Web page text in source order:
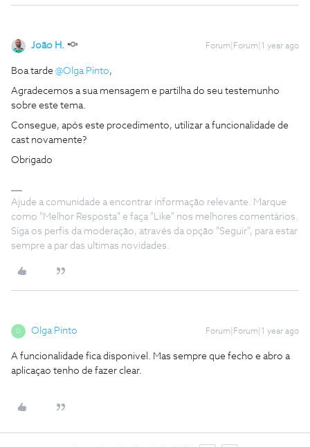
João H. Forum|Forum|1 year ago
Boa tarde @Olga Pinto,
Agradecemos a sua mensagem e partilha do seu testemunho
sobre este tema.
Consegue, após este procedimento, utilizar a funcionalidade de
cast novamente?
Obrigado
Ajude a comunidade a encontrar informação relevante. Marque
como "Melhor Resposta" e faça "Like" nos melhores comentários.
Siga os perfis da moderação, através da opção "Seguir", para estar
sempre a par das ultimas novidades.
O Olga Pinto Forum|Forum|1 year ago
A funcionalidade fica disponivel. Mas sempre que fecho e abro a
aplicaçao tenho de fazer clear.